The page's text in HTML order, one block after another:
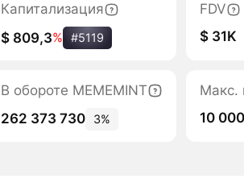
Капитализация
$ 809,3% #5119
FDV
$ 31K
В обороте MEMEMINT
262 373 730
3%
Макс.
10